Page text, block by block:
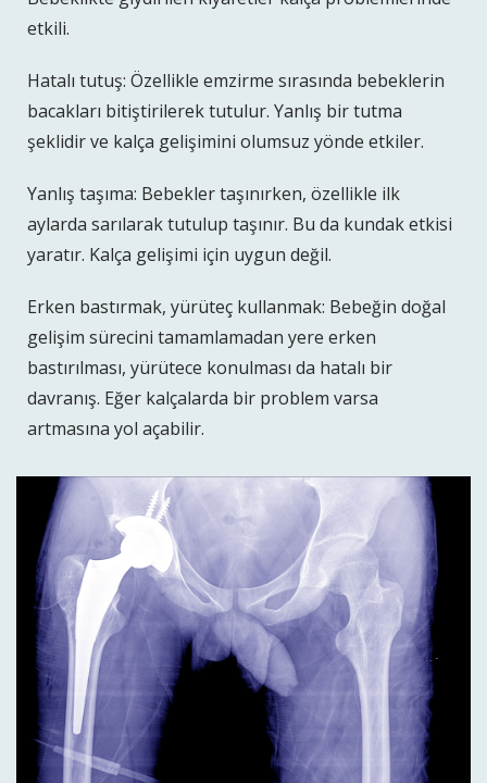
etkili.
Hatalı tutuş: Özellikle emzirme sırasında bebeklerin
bacakları bitiştirilerek tutulur. Yanlış bir tutma
şeklidir ve kalça gelişimini olumsuz yönde etkiler.
Yanlış taşıma: Bebekler taşınırken, özellikle ilk
aylarda sarılarak tutulup taşınır. Bu da kundak etkisi
yaratır. Kalça gelişimi için uygun değil.
Erken bastırmak, yürüteç kullanmak: Bebeğin doğal
gelişim sürecini tamamlamadan yere erken
bastırılması, yürütece konulması da hatalı bir
davranış. Eğer kalçalarda bir problem varsa
artmasına yol açabilir.